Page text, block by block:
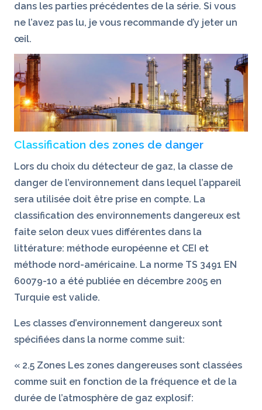
dans les parties précédentes de la série. Si vous
ne l’avez pas lu, je vous recommande d’y jeter un
œil.
Classification des zones de danger
Lors du choix du détecteur de gaz, la classe de
danger de l’environnement dans lequel l’appareil
sera utilisée doit être prise en compte. La
classification des environnements dangereux est
faite selon deux vues différentes dans la
littérature: méthode européenne et CEI et
méthode nord-américaine. La norme TS 3491 EN
60079-10 a été publiée en décembre 2005 en
Turquie est valide.
Les classes d’environnement dangereux sont
spécifiées dans la norme comme suit:
« 2.5 Zones Les zones dangereuses sont classées
comme suit en fonction de la fréquence et de la
durée de l’atmosphère de gaz explosif: